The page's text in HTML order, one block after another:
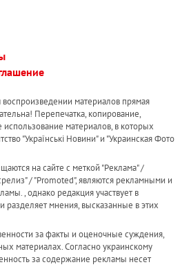
материалов прямая
Перепечатка, копирование,
материалов, в которых
"Українськi Новини" и "Украинская Фото
на сайте с меткой "Реклама" /
/ "Promoted", являются рекламными и
, однако редакция участвует в
разделяет мнения, высказанные в этих
за факты и оценочные суждения,
материалах. Согласно украинскому
за содержание рекламы несет